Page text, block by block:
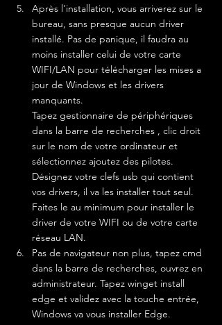
Après l'installation, vous arriverez sur le
bureau, sans presque aucun driver
installé. Pas de panique, il faudra au
moins installer celui de votre carte
WIFI/LAN pour télécharger les mises a
jour de Windows et les drivers
manquants.
Tapez gestionnaire de périphériques
dans la barre de recherches , clic droit
sur le nom de votre ordinateur et
sélectionnez ajoutez des pilotes.
Désignez votre clefs usb qui contient
vos drivers, il va les installer tout seul.
Faites le au minimum pour installer le
driver de votre WIFI ou de votre carte
réseau LAN.
Pas de navigateur non plus, tapez cmd
dans la barre de recherches, ouvrez en
administrateur. Tapez winget install
edge et validez avec la touche entrée,
Windows va vous installer Edge.